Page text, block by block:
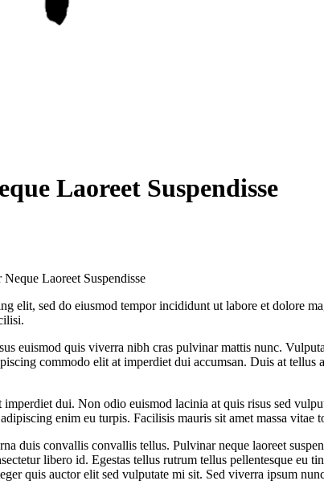
Laoreet Suspendisse
Laoreet Suspendisse
elit, sed do eiusmod tempor incididunt ut labore et dolore
euismod quis viverra nibh cras pulvinar mattis nunc.
commodo elit at imperdiet dui accumsan. Duis at
dui. Non odio euismod lacinia at quis risus sed
enim eu turpis. Facilisis mauris sit amet massa vitae
duis convallis convallis tellus. Pulvinar neque laoreet
libero id. Egestas tellus rutrum tellus pellentesque eu
quis auctor elit sed vulputate mi sit. Sed viverra ipsum